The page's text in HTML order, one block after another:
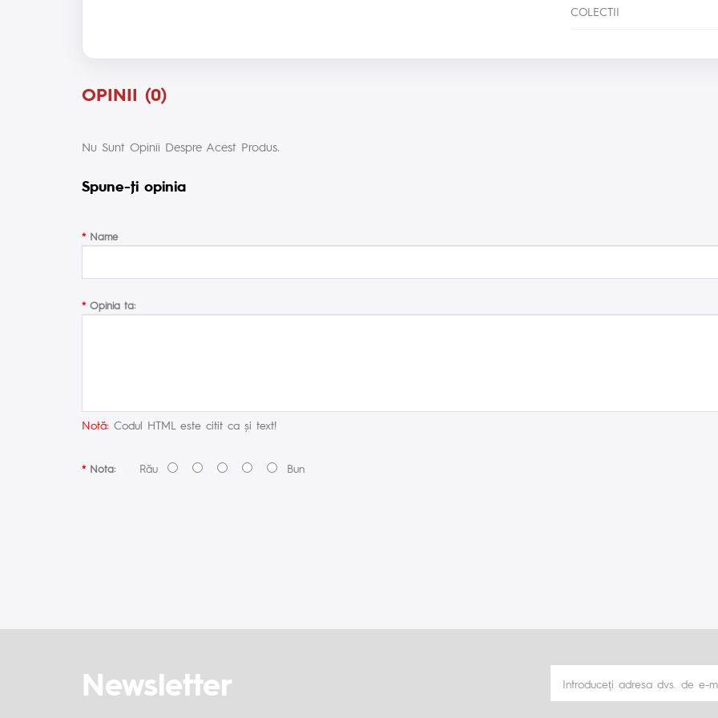
COLECTII
OPINII (0)
Nu Sunt Opinii Despre Acest Produs.
Spune-ţi opinia
Name
Opinia ta:
Notă: Codul HTML este citit ca şi text!
Nota:Rău Bun
Newsletter